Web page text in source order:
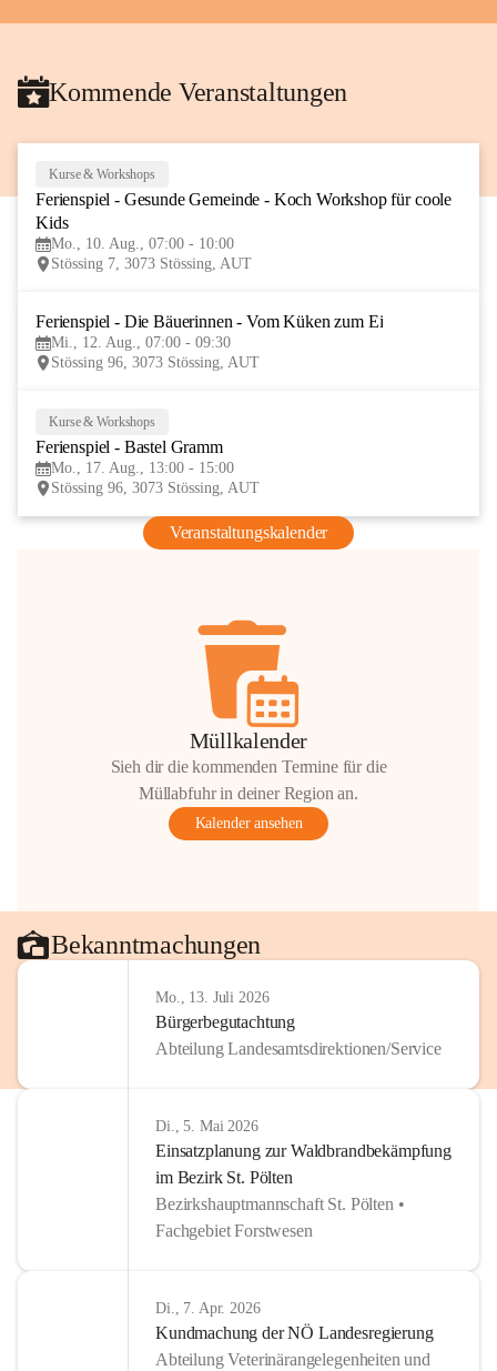
Kommende Veranstaltungen
AUG
Kurse & Workshops
Ferienspiel - Gesunde Gemeinde - Koch Workshop für coole
Kids
Mo., 10. Aug., 07:00 - 10:00
Stössing 7, 3073 Stössing, AUT
Ferienspiel - Die Bäuerinnen - Vom Küken zum Ei
Mi., 12. Aug., 07:00 - 09:30
Stössing 96, 3073 Stössing, AUT
Kurse & Workshops
Ferienspiel - Bastel Gramm
Mo., 17. Aug., 13:00 - 15:00
Stössing 96, 3073 Stössing, AUT
Veranstaltungskalender
Müllkalender
Sieh dir die kommenden Termine für die
Müllabfuhr in deiner Region an.
Kalender ansehen
Bekanntmachungen
Mo., 13. Juli 2026
Bürgerbegutachtung
Abteilung Landesamtsdirektionen/Service
Di., 5. Mai 2026
Einsatzplanung zur Waldbrandbekämpfung
im Bezirk St. Pölten
Bezirkshauptmannschaft St. Pölten •
Fachgebiet Forstwesen
Di., 7. Apr. 2026
Kundmachung der NÖ Landesregierung
Abteilung Veterinärangelegenheiten und